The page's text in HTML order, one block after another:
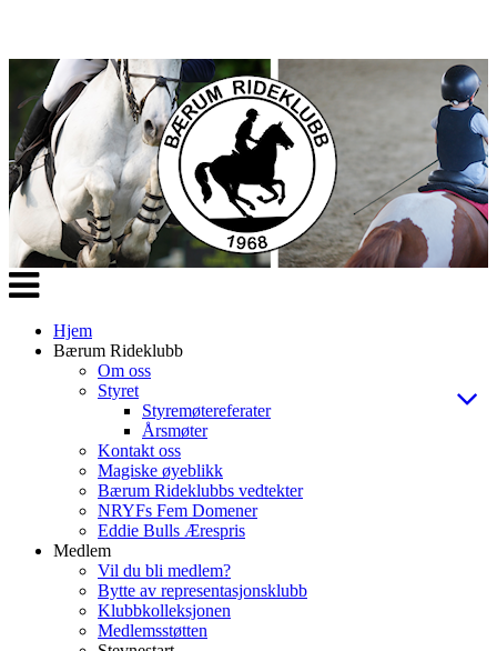
Veksle
navigasjon
Hjem
Bærum Rideklubb
Om oss
Styret
Styremøtereferater
Årsmøter
Kontakt oss
Magiske øyeblikk
Bærum Rideklubbs vedtekter
NRYFs Fem Domener
Eddie Bulls Ærespris
Medlem
Vil du bli medlem?
Bytte av representasjonsklubb
Klubbkolleksjonen
Medlemsstøtten